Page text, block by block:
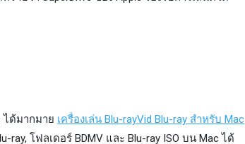
ได้มากมาย เครื่องเล่น Blu-rayVid Blu-ray สำหรับ Mac
โฟลเดอร์ BDMV และ Blu-ray ISO บน Mac ได้